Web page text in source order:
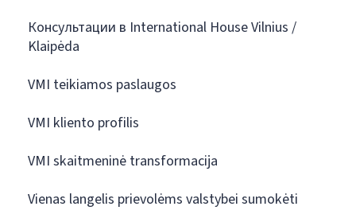
Консультации в International House Vilnius /
Klaipėda
VMI teikiamos paslaugos
VMI kliento profilis
VMI skaitmeninė transformacija
Vienas langelis prievolėms valstybei sumokėti